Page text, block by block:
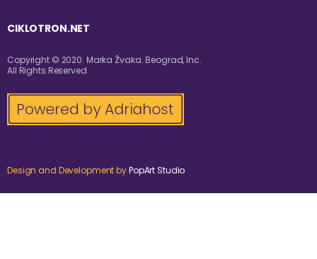
CIKLOTRON.NET
Copyright © 2020. Marka Žvaka. Beograd, Inc.
All Rights Reserved.
Design and Development byPopArt Studio